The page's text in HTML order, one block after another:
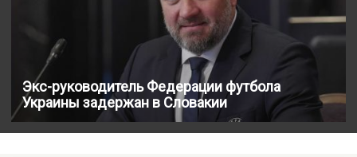
Экс-руководитель Федерации футбола
Украины задержан в Словакии